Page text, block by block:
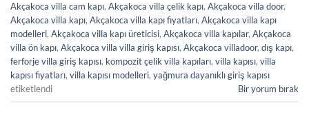
Akçakoca villa cam kapı, Akçakoca villa çelik kapı, Akçakoca villa door,
Akçakoca villa kapı, Akçakoca villa kapı fiyatları, Akçakoca villa kapı
modelleri, Akçakoca villa kapı üreticisi, Akçakoca villa kapılar, Akçakoca
villa ön kapı, Akçakoca villa villa giriş kapısı, Akçakoca villadoor, dış kapı,
ferforje villa giriş kapısı, kompozit çelik villa kapıları, villa kapısı, villa
kapısı fiyatları, villa kapısı modelleri, yağmura dayanıklı giriş kapısı
etiketlendi
Bir yorum bırak